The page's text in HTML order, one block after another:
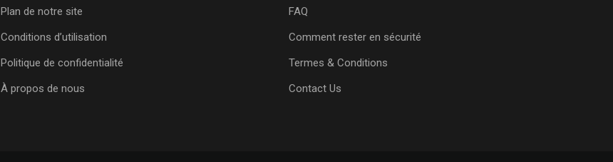
Plan de notre site
Conditions d’utilisation
Politique de confidentialité
À propos de nous
FAQ
Comment rester en sécurité
Termes & Conditions
Contact Us